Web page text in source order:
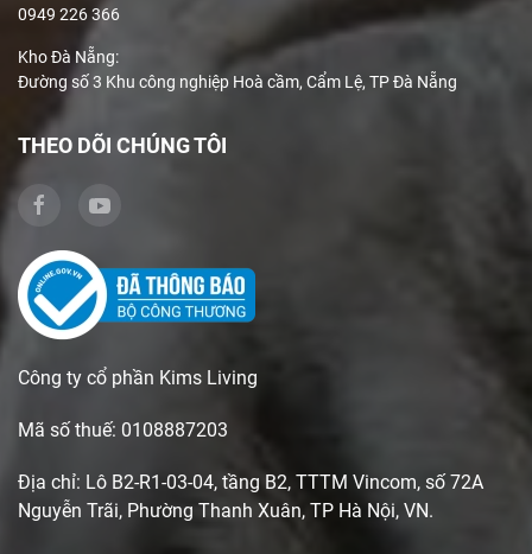
0949 226 366
Kho Đà Nẵng:
Đường số 3 Khu công nghiệp Hoà cầm, Cẩm Lệ, TP Đà Nẵng
THEO DÕI CHÚNG TÔI
Công ty cổ phần Kims Living
Mã số thuế: 0108887203
Địa chỉ: Lô B2-R1-03-04, tầng B2, TTTM Vincom, số 72A
Nguyễn Trãi, Phường Thanh Xuân, TP Hà Nội, VN.